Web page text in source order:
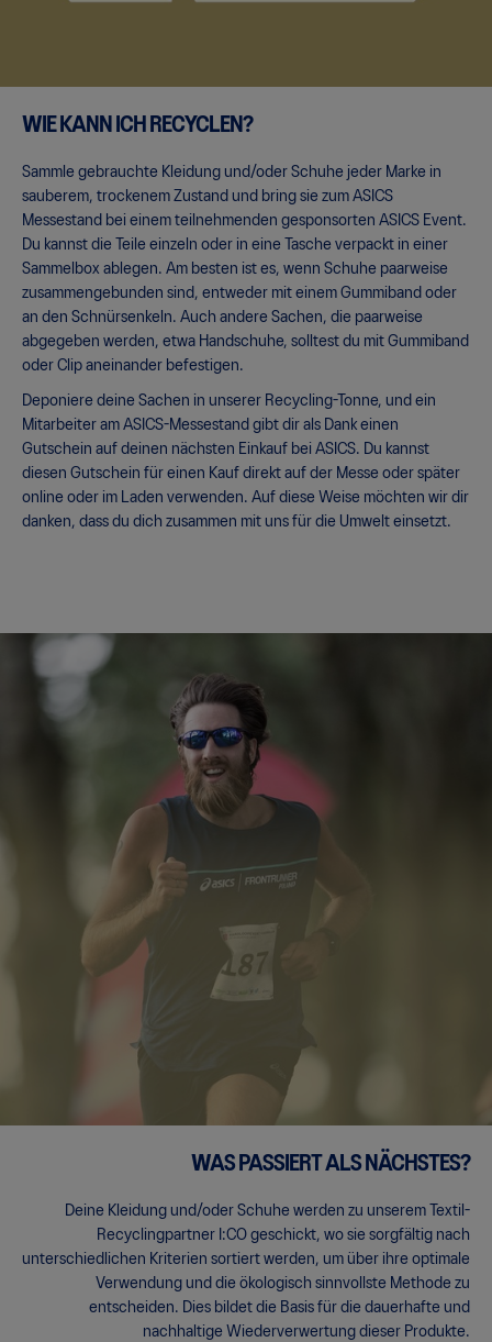
WIE KANN ICH RECYCLEN?
Sammle gebrauchte Kleidung und/oder Schuhe jeder Marke in
sauberem, trockenem Zustand und bring sie zum ASICS
Messestand bei einem teilnehmenden gesponsorten ASICS Event.
Du kannst die Teile einzeln oder in eine Tasche verpackt in einer
Sammelbox ablegen. Am besten ist es, wenn Schuhe paarweise
zusammengebunden sind, entweder mit einem Gummiband oder
an den Schnürsenkeln. Auch andere Sachen, die paarweise
abgegeben werden, etwa Handschuhe, solltest du mit Gummiband
oder Clip aneinander befestigen.
Deponiere deine Sachen in unserer Recycling-Tonne, und ein
Mitarbeiter am ASICS-Messestand gibt dir als Dank einen
Gutschein auf deinen nächsten Einkauf bei ASICS. Du kannst
diesen Gutschein für einen Kauf direkt auf der Messe oder später
online oder im Laden verwenden. Auf diese Weise möchten wir dir
danken, dass du dich zusammen mit uns für die Umwelt einsetzt.
WAS PASSIERT ALS NÄCHSTES?
Deine Kleidung und/oder Schuhe werden zu unserem Textil-
Recyclingpartner I:CO geschickt, wo sie sorgfältig nach
unterschiedlichen Kriterien sortiert werden, um über ihre optimale
Verwendung und die ökologisch sinnvollste Methode zu
entscheiden. Dies bildet die Basis für die dauerhafte und
nachhaltige Wiederverwertung dieser Produkte.